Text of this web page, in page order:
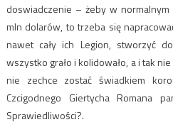
doswiadczenie – żeby w
mln dolarów, to trzeba się
nawet cały ich Legion, stworzyć
wszystko grało i kolidowało, a i tak
nie zechce zostać świadkiem
Czcigodnego Giertycha Romana
Sprawiedliwości?.